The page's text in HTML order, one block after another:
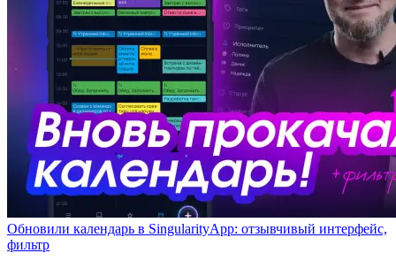
Обновили календарь в SingularityApp: отзывчивый интерфейс,
фильтр